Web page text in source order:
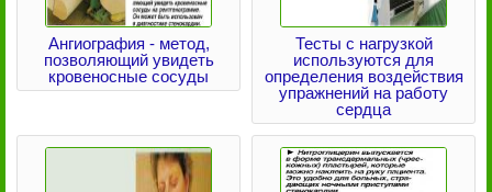
Ангиография - метод,
позволяющий увидеть
кровеносные сосуды
Тесты с нагрузкой
используются для
определения воздействия
упражнений на работу
сердца